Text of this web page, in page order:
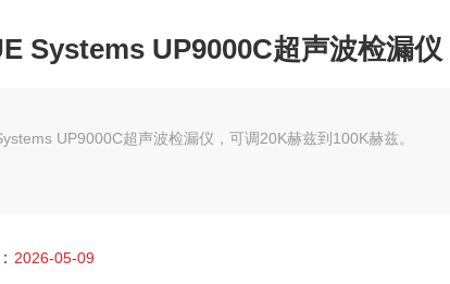
Systems UP9000C超声波检漏仪
UP9000C超声波检漏仪，可调20K赫兹到100K赫兹。
2026-05-09